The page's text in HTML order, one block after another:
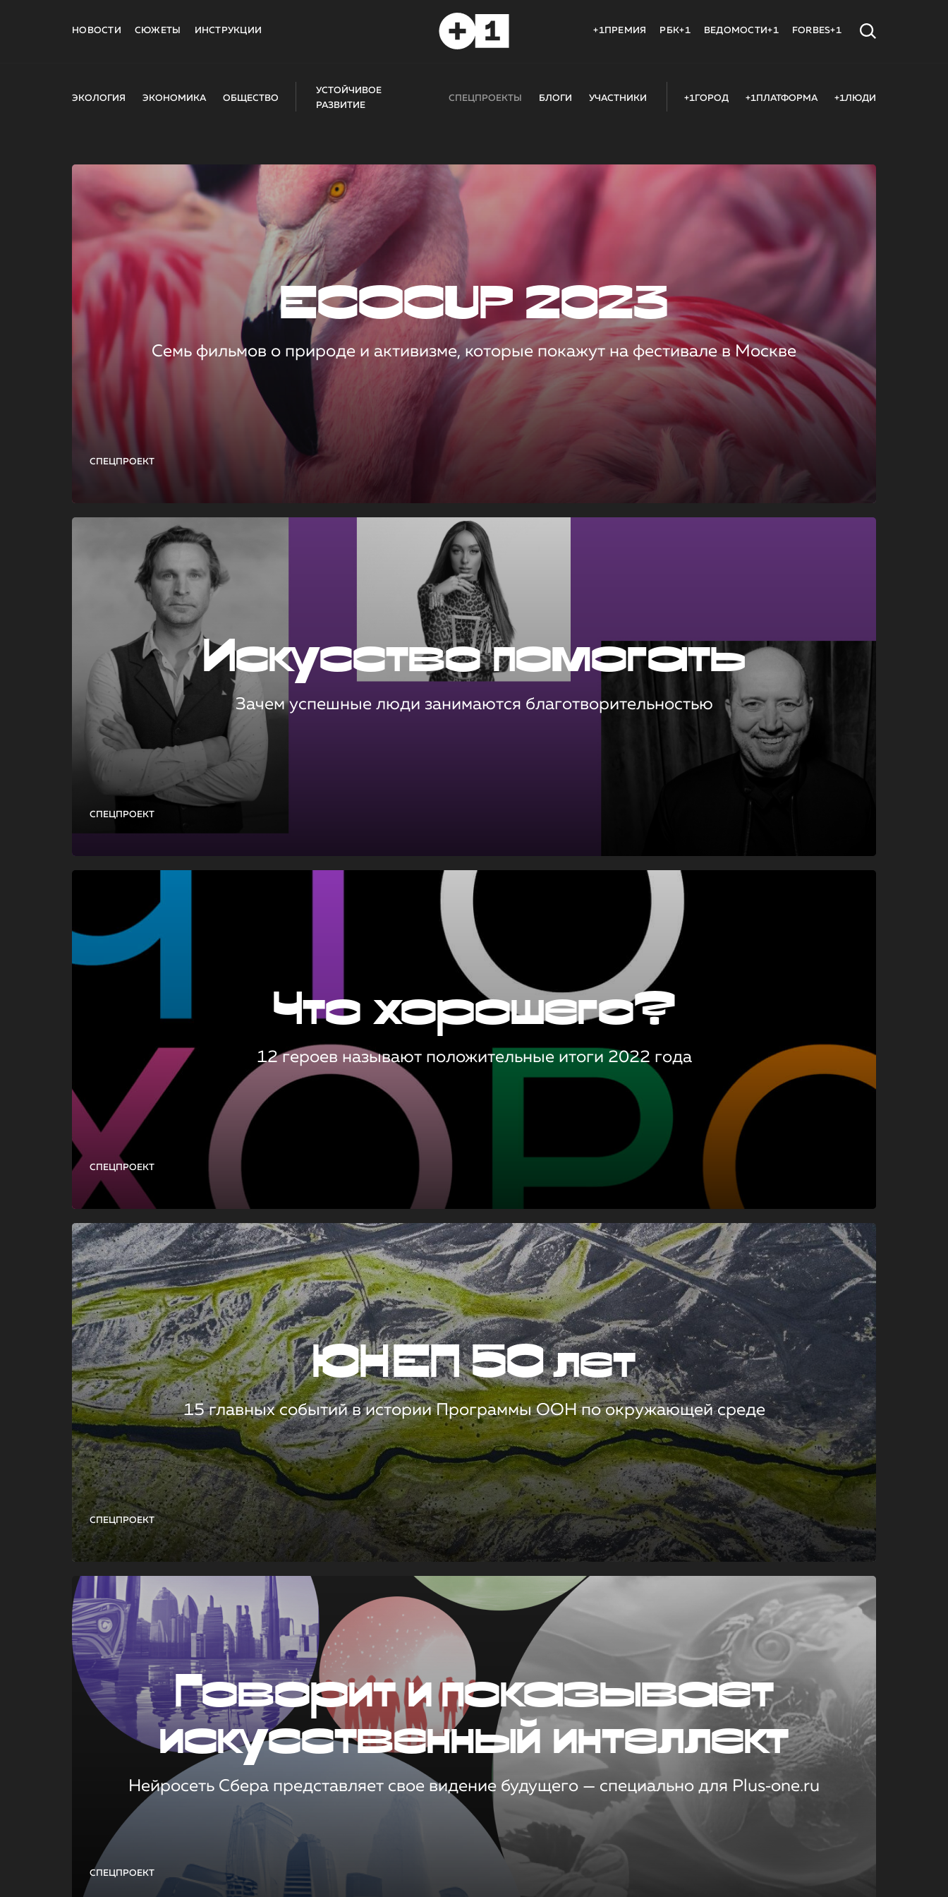
НОВОСТИ СЮЖЕТЫ ИНСТРУКЦИИ +1ПРЕМИЯ РБК+1 ВЕДОМОСТИ+1 FORBES+1
ЭКОЛОГИЯ ЭКОНОМИКА ОБЩЕСТВО
УСТОЙЧИВОЕ
РАЗВИТИЕ
СПЕЦПРОЕКТЫ БЛОГИ УЧАСТНИКИ +1ГОРОД +1ПЛАТФОРМА +1ЛЮДИ
СПЕЦПРОЕКТ
ECOCUP 2023
Семь фильмов о природе и активизме, которые покажут на фестивале в Москве
СПЕЦПРОЕКТ
Искусство помогать
Зачем успешные люди занимаются благотворительностью
СПЕЦПРОЕКТ
Что хорошего?
12 героев называют положительные итоги 2022 года
СПЕЦПРОЕКТ
ЮНЕП 50 лет
15 главных событий в истории Программы ООН по окружающей среде
СПЕЦПРОЕКТ
Говорит и показывает
искусственный интеллект
Нейросеть Сбера представляет свое видение будущего — специально для Plus‑one.ru